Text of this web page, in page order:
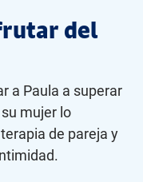
del
a Paula a superar
mujer lo
de pareja y